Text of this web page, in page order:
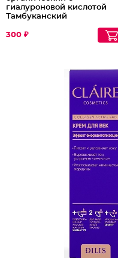
гиалуроновой кислотой
Тамбуканский
300 ₽